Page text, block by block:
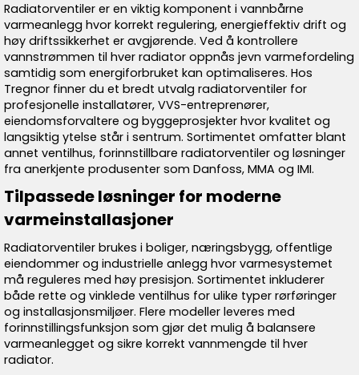
Radiatorventiler er en viktig komponent i vannbårne
varmeanlegg hvor korrekt regulering, energieffektiv drift og
høy driftssikkerhet er avgjørende. Ved å kontrollere
vannstrømmen til hver radiator oppnås jevn varmefordeling
samtidig som energiforbruket kan optimaliseres. Hos
Tregnor finner du et bredt utvalg radiatorventiler for
profesjonelle installatører, VVS-entreprenører,
eiendomsforvaltere og byggeprosjekter hvor kvalitet og
langsiktig ytelse står i sentrum. Sortimentet omfatter blant
annet ventilhus, forinnstillbare radiatorventiler og løsninger
fra anerkjente produsenter som Danfoss, MMA og IMI.
Tilpassede løsninger for moderne
varmeinstallasjoner
Radiatorventiler brukes i boliger, næringsbygg, offentlige
eiendommer og industrielle anlegg hvor varmesystemet
må reguleres med høy presisjon. Sortimentet inkluderer
både rette og vinklede ventilhus for ulike typer rørføringer
og installasjonsmiljøer. Flere modeller leveres med
forinnstillingsfunksjon som gjør det mulig å balansere
varmeanlegget og sikre korrekt vannmengde til hver
radiator.